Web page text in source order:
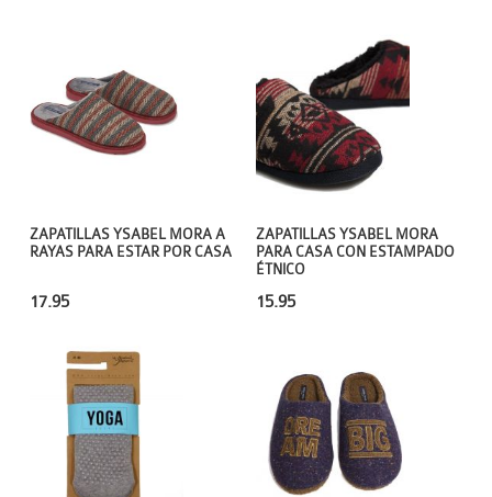
ZAPATILLAS YSABEL MORA
PARA CASA CON ESTAMPADO
ÉTNICO
15.95
ZAPATILLAS YSABEL MORA A
RAYAS PARA ESTAR POR CASA
17.95